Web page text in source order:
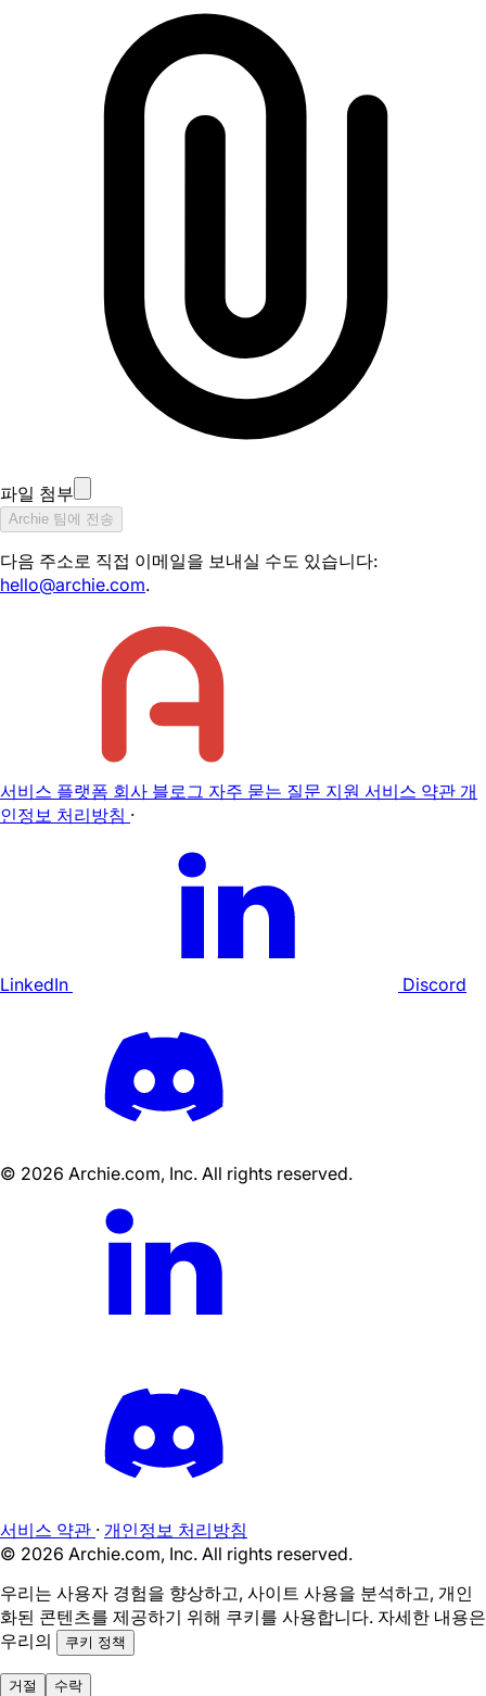
파일 첨부
Archie 팀에 전송
다음 주소로 직접 이메일을 보내실 수도 있습니다:
hello@archie.com.
서비스 플랫폼 회사 블로그 자주 묻는 질문 지원 서비스 약관 개
인정보 처리방침 ·
LinkedIn Discord
© 2026 Archie.com, Inc. All rights reserved.
서비스 약관 · 개인정보 처리방침
© 2026 Archie.com, Inc. All rights reserved.
우리는 사용자 경험을 향상하고, 사이트 사용을 분석하고, 개인
화된 콘텐츠를 제공하기 위해 쿠키를 사용합니다. 자세한 내용은
우리의
쿠키 정책
거절 수락